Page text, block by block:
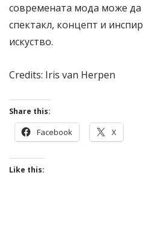
современата мода може
спектакл, концепт и
искуство.
Credits: Iris van Herpen
Share this:
Facebook X
Like this: